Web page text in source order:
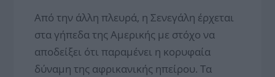
Από την άλλη πλευρά, η Σενεγάλη έρχεται
στα γήπεδα της Αμερικής με στόχο να
αποδείξει ότι παραμένει η κορυφαία
δύναμη της αφρικανικής ηπείρου. Τα